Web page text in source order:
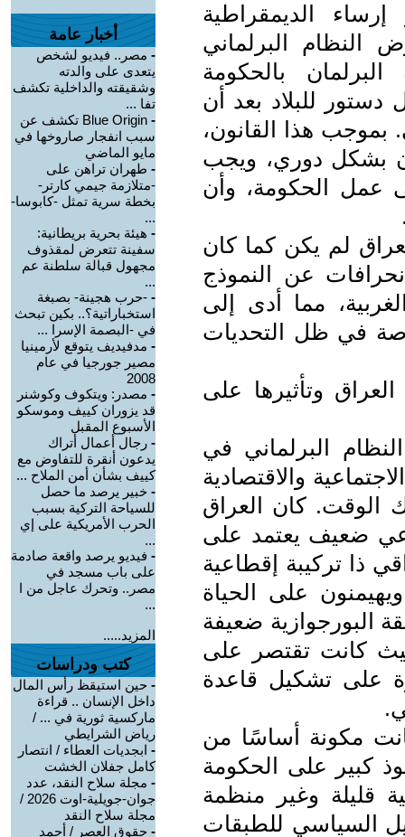
الديمقراطية
النظام البرلماني
بالحكومة
دستور للبلاد بعد أن
بموجب هذا القانون،
بشكل دوري، ويجب
عمل الحكومة، وأن
لم يكن كما كان
عن النموذج
مما أدى إلى
في ظل التحديات
وتأثيرها على
البرلماني في
والاقتصادية
الوقت. كان العراق
زراعي ضعيف يعتمد على
ذا تركيبة إقطاعية
على الحياة
البورجوازية ضعيفة
حيث كانت تقتصر على
على تشكيل قاعدة
مكونة أساسًا من
كبير على الحكومة
قليلة وغير منظمة
السياسي للطبقات
أخبار عامة
- مصر.. فيديو لشخص
يتعدى على والدته
وشقيقته والداخلية تكشف
تفا ...
-
Blue Origin تكشف عن
سبب انفجار صاروخها في
مايو الماضي
- طهران تراهن على
-متلازمة جيمي كارتر-
بخطة سرية تمثل -كابوسا-
...
- هيئة بحرية بريطانية:
سفينة تتعرض لمقذوف
مجهول قبالة سلطنة عم
...
- -حرب هجينة- بصبغة
استخباراتية؟.. بكين تبحث
في -البصمة الإسرا ...
- مدفيديف يتوقع لأرمينيا
مصير جورجيا في عام
2008
- مصدر: ويتكوف وكوشنر
قد يزوران كييف وموسكو
الأسبوع المقبل
- رجال أعمال أتراك
يدعون أنقرة للتفاوض مع
كييف بشأن أمن الملاح ...
- خبير يرصد ما حصل
للسياحة التركية بسبب
الحرب الأمريكية على إي
...
- فيديو يرصد واقعة صادمة
على باب مسجد في
مصر.. وتحرك عاجل من ا
...
المزيد.....
كتب ودراسات
- حين استيقظ رأس المال
داخل الإنسان .. قراءة
ماركسية ثورية في ... /
رياض الشرايطي
- ابجديات العطاء / انتصار
كامل جفلان الخشت
- مجلة سلاح النقد، عدد
جوان-جويلية-اوت 2026 /
مجلة سلاح النقد
- حقوق العصر / أحمد